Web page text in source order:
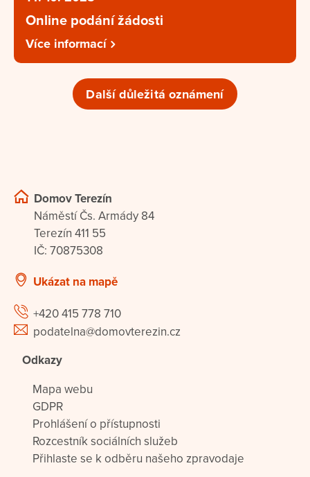
Online podání žádosti
Více informací
Další důležitá oznámení
Domov Terezín
Náměstí Čs. Armády 84
Terezín 411 55
IČ: 70875308
Ukázat na mapě
+420 415 778 710
podatelna@domovterezin.cz
Odkazy
Mapa webu
GDPR
Prohlášení o přístupnosti
Rozcestník sociálních služeb
Přihlaste se k odběru našeho zpravodaje